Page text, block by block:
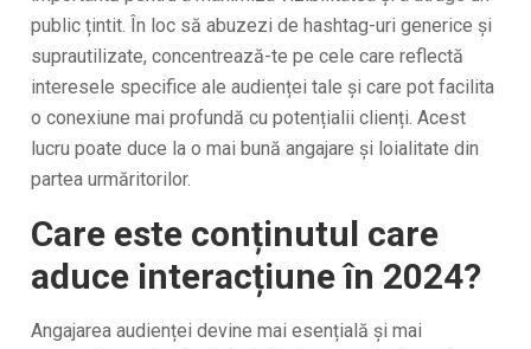
public țintit. În loc să abuzezi de hashtag-uri generice și
suprautilizate, concentrează-te pe cele care reflectă
interesele specifice ale audienței tale și care pot facilita
o conexiune mai profundă cu potențialii clienți. Acest
lucru poate duce la o mai bună angajare și loialitate din
partea urmăritorilor.
Care este conținutul care
aduce interacțiune în 2024?
Angajarea audienței devine mai esențială și mai